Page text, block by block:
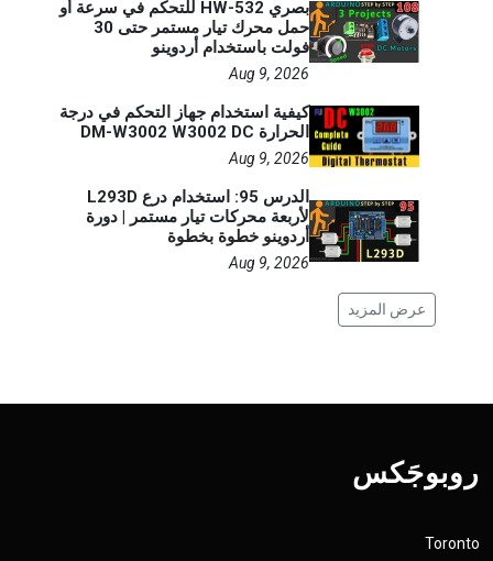
بصري HW-532 للتحكم في سرعة أو
حمل محرك تيار مستمر حتى 30
فولت باستخدام أردوينو
Aug 9, 2026
كيفية استخدام جهاز التحكم في درجة
الحرارة DM-W3002 W3002 DC
Aug 9, 2026
الدرس 95: استخدام درع L293D
لأربعة محركات تيار مستمر | دورة
أردوينو خطوة بخطوة
Aug 9, 2026
عرض المزيد
روبوجَکس
Toronto